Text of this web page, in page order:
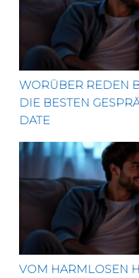
WORÜBER REDEN
DIE BESTEN
DATE
Vom harmlosen
VOM HARMLOSEN